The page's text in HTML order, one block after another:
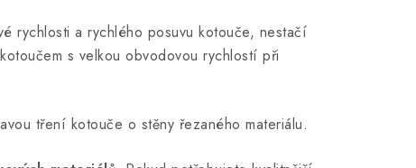
rychlosti a rychlého posuvu kotouče, nestačí
s velkou obvodovou rychlostí při
tření kotouče o stěny řezaného materiálu.